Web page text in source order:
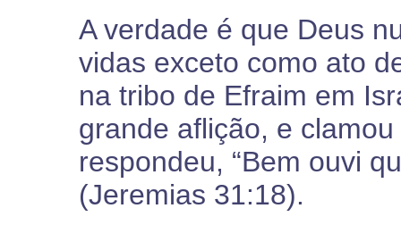
A verdade é que Deus
vidas exceto como ato
na tribo de Efraim em
grande aflição, e
respondeu, “Bem ouvi
(Jeremias 31:18).